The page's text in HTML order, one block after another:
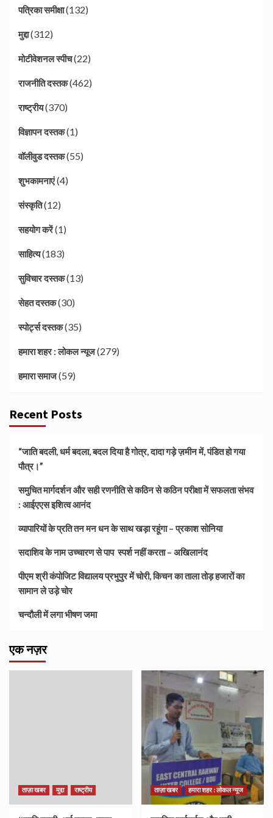
पत्रिका समीक्षा(132)
मुद्दा(312)
मोटीवेशनल स्पीच(22)
राजनीति दस्तक(462)
राष्ट्रीय(370)
विज्ञापन दस्तक(1)
वॉलीवुड दस्तक(55)
शुभकामनाएं(4)
संस्कृति(12)
सहयोग करें(1)
साहित्य(183)
सुविचार दस्तक(13)
सेहत दस्तक(30)
स्पोर्ट्स दस्तक(35)
हमारा शहर : लोकल न्यूज(279)
हमारा समाज(59)
Recent Posts
“जाति बदली, धर्म बदला, बदल दिया है गोत्र, दादा गड़े ज़मीन में, पंडित हो गया
पौत्र।”
समुचित मार्गदर्शन और सही रणनीति से कठिन से कठिन परीक्षा में सफलता संभव
: आईएएस इशित्व आनंद
व्यापारियों के प्रति तन मन धन के साथ खड़ा रहूंगा – प्रकाश सोनिया
सदाशिव के नाम उच्चारण से पाप स्पर्श नहीं करता – अखिलानंद
पीएम श्री कंपोजिट विद्यालय प्रभुपुर में चोरी, किचन का ताला तोड़ हजारों का
सामान ले उड़े चोर
चन्दौली में लगा भीषण जमा
एक नज़र
ताज़ा खबर मुद्दा राष्ट्रीय ताज़ा खबर हमारा शहर : लोकल न्यूज